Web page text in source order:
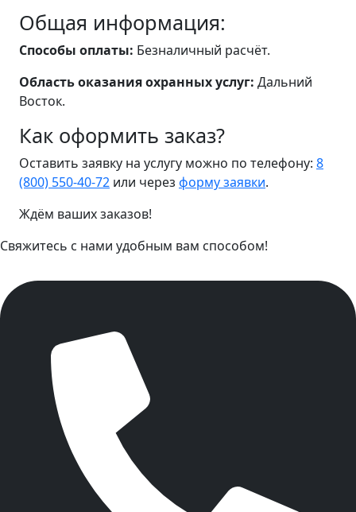
Общая информация:
Способы оплаты: Безналичный расчёт.
Область оказания охранных услуг: Дальний
Восток.
Как оформить заказ?
Оставить заявку на услугу можно по телефону: 8
(800) 550-40-72 или через форму заявки.
Ждём ваших заказов!
Свяжитесь с нами удобным вам способом!